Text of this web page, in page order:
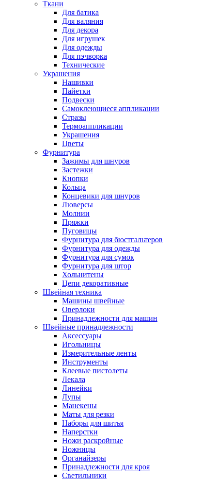
Ткани
Для батика
Для валяния
Для декора
Для игрушек
Для одежды
Для пэчворка
Технические
Украшения
Нашивки
Пайетки
Подвески
Самоклеющиеся аппликации
Стразы
Термоаппликации
Украшения
Цветы
Фурнитура
Зажимы для шнуров
Застежки
Кнопки
Кольца
Концевики для шнуров
Люверсы
Молнии
Пряжки
Пуговицы
Фурнитура для бюстгальтеров
Фурнитура для одежды
Фурнитура для сумок
Фурнитура для штор
Хольнитены
Цепи декоративные
Швейная техника
Машины швейные
Оверлоки
Принадлежности для машин
Швейные принадлежности
Аксессуары
Игольницы
Измерительные ленты
Инструменты
Клеевые пистолеты
Лекала
Линейки
Лупы
Манекены
Маты для резки
Наборы для шитья
Наперстки
Ножи раскройные
Ножницы
Органайзеры
Принадлежности для кроя
Светильники